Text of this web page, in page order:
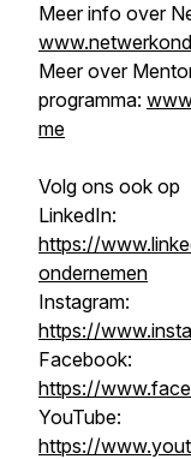
Meer info over
Meer over
programma:
me
Volg ons ook op
LinkedIn:
https://
ondernemen
Instagram:
https://
Facebook:
https://
YouTube:
https://